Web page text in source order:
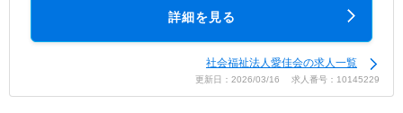
詳細を見る
社会福祉法人愛佳会の求人一覧
更新日：2026/03/16 求人番号：10145229